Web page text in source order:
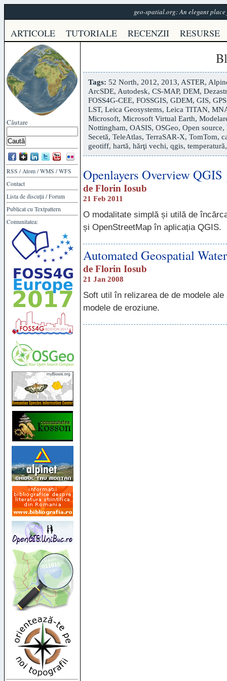
geo-spatial.org: An elegant
ARTICOLE TUTORIALE RECENZII RESURSE
Căutare
RSS /Atom /WMS /WFS
Contact
Lista de discuții /Forum
Publicat cu Textpattern
Comunitatea:
Tags: 52 North, 2012, 2013, ASTER,
ArcSDE, Autodesk, CS-MAP, DEM,
FOSS4G-CEE, FOSSGIS, GDEM, GIS, GPS
LST, Leica Geosystems, Leica TITAN,
Microsoft, Microsoft Virtual Earth,
Nottingham, OASIS, OSGeo, Open source,
Secetă, TeleAtlas, TerraSAR-X, TomTom,
geotiff, hartă, hărţi vechi, qgis, temperatură
Openlayers Overview
de Florin Iosub
21 Feb 2011
O modalitate simplă și utilă de
și OpenStreetMap în aplicația QGIS.
Automated Geospatial
de Florin Iosub
21 Jan 2008
Soft util în relizarea de de modele
modele de eroziune.